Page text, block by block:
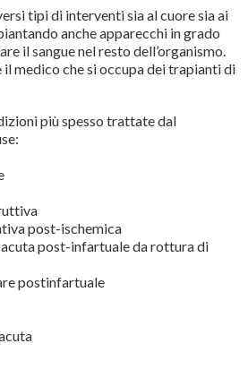
tipi di interventi sia al cuore sia ai
anche apparecchi in grado
il sangue nel resto dell’organismo.
medico che si occupa dei trapianti di
più spesso trattate dal
post-ischemica
post-infartuale da rottura di
postinfartuale